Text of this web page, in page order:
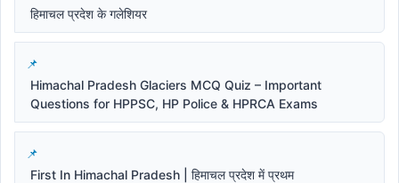
हिमाचल प्रदेश के गलेशियर
Himachal Pradesh Glaciers MCQ Quiz – Important
Questions for HPPSC, HP Police & HPRCA Exams
First In Himachal Pradesh | हिमाचल प्रदेश में प्रथम